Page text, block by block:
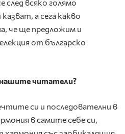
след всяко голямо
а сега какво
че ще предложим и
от българско
читатели?
си и последователни в
в самите себе си,